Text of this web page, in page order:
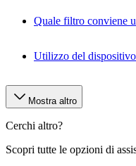
Quale filtro conviene
Utilizzo del
Mostra altro
Cerchi altro?
Scopri tutte le opzioni di